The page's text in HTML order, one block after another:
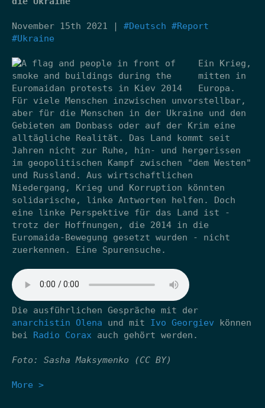
November 15th 2021 | #Deutsch #Report
#Ukraine
Ein Krieg,
mitten in
Europa.
Für viele Menschen inzwischen unvorstellbar,
aber für die Menschen in der Ukraine und den
Gebieten am Donbass oder auf der Krim eine
alltägliche Realität. Das Land kommt seit
Jahren nicht zur Ruhe, hin- und hergerissen
im geopolitischen Kampf zwischen "dem Westen"
und Russland. Aus wirtschaftlichen
Niedergang, Krieg und Korruption könnten
solidarische, linke Antworten helfen. Doch
eine linke Perspektive für das Land ist -
trotz der Hoffnungen, die 2014 in die
Euromaida-Bewegung gesetzt wurden - nicht
zuerkennen. Eine Spurensuche.
Die ausführlichen Gespräche mit der
anarchistin Olena und mit Ivo Georgiev können
bei Radio Corax auch gehört werden.
Foto: Sasha Maksymenko (CC BY)
More >